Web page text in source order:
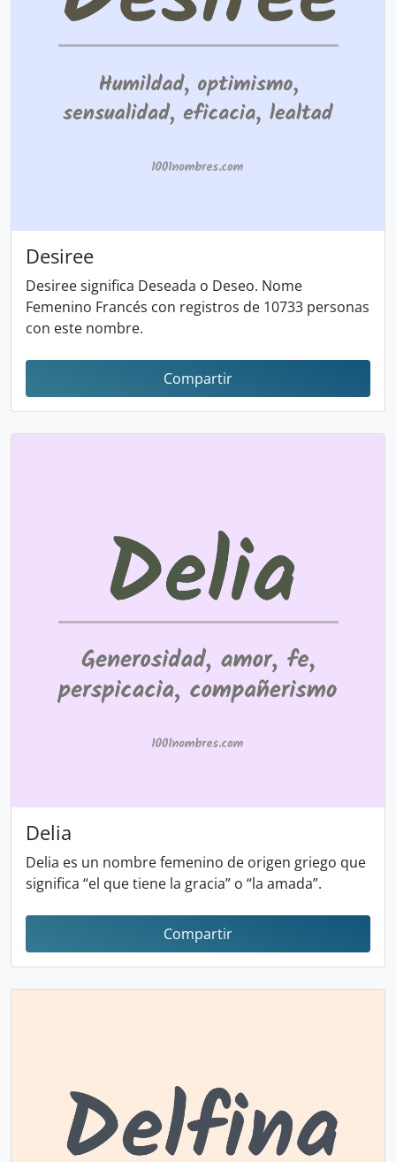
Desiree
Desiree significa Deseada o Deseo. Nome
Femenino Francés con registros de 10733 personas
con este nombre.
Compartir
Delia
Delia es un nombre femenino de origen griego que
significa “el que tiene la gracia” o “la amada”.
Compartir